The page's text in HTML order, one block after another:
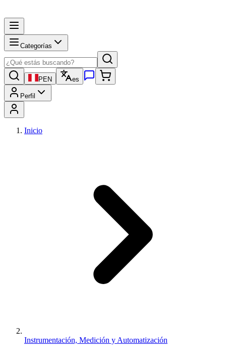
Categorías
PEN es
Perfil
Inicio
Instrumentación, Medición y Automatización